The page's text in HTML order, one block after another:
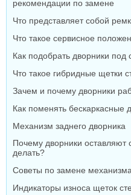
рекомендации по замене
Что представляет собой
Что такое сервисное
Как подобрать дворники под
Что такое гибридные щетки
Зачем и почему дворники
Как поменять бескаркасные
Механизм заднего дворника
Почему дворники оставляют
делать?
Советы по замене
Индикаторы износа щеток